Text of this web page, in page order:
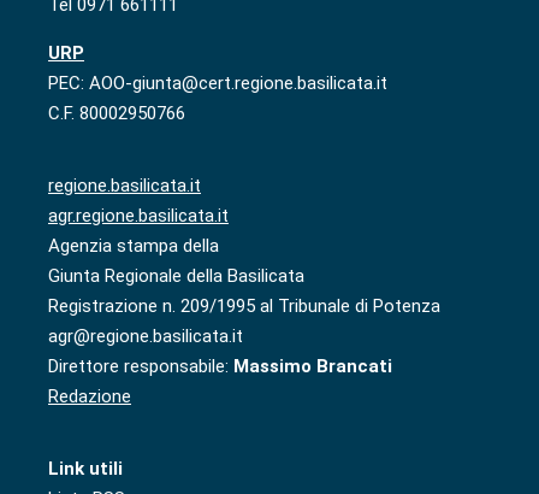
Tel 0971 661111
URP
PEC: AOO-giunta@cert.regione.basilicata.it
C.F. 80002950766
regione.basilicata.it
agr.regione.basilicata.it
Agenzia stampa della
Giunta Regionale della Basilicata
Registrazione n. 209/1995 al Tribunale di Potenza
agr@regione.basilicata.it
Direttore responsabile: Massimo Brancati
Redazione
Link utili